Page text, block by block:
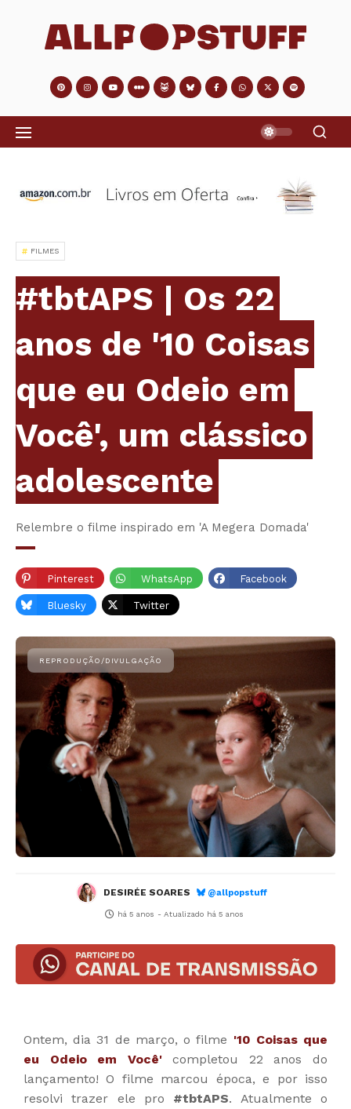
FILMES
#tbtAPS | Os 22
anos de '10 Coisas
que eu Odeio em
Você', um clássico
adolescente
Relembre o filme inspirado em 'A Megera Domada'
Pinterest WhatsApp Facebook
Bluesky Twitter
DESIRÉE SOARES @allpopstuff
há 5 anos - Atualizado há 5 anos
Ontem, dia 31 de março, o filme '10 Coisas que
eu Odeio em Você'completou 22 anos do
lançamento! O filme marcou época, e por isso
resolvi trazer ele pro #tbtAPS. Atualmente o